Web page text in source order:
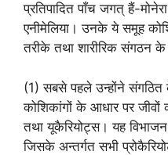
प्रतिपादित पाँच जगत् हैं-
एनीमेलिया। उनके ये समूह
तरीके तथा शारीरिक संगठन
(1) सबसे पहले उन्होंने संगठित
कोशिकांगों के आधार पर जीवों
तथा यूकैरियोट्स। यह
जिसके अन्तर्गत सभी